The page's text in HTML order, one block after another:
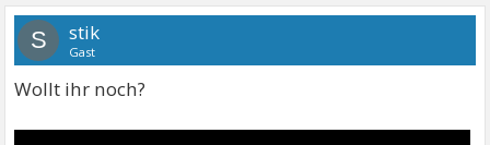
S stik
Gast
Wollt ihr noch?